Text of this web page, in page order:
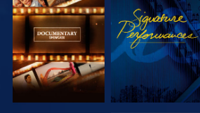
UTFORSK
SERIEN
SE